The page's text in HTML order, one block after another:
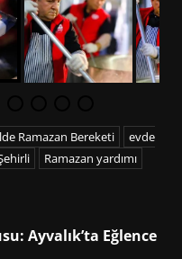
Ramazan Bereketi
evde
Ramazan yardımı
Ayvalık’ta Eğlence